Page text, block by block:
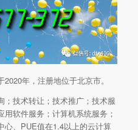
年，注册地位于北京市。
；技术转让；技术推广；技术服
软件服务；计算机系统服务；
心、PUE值在1.4以上的云计算